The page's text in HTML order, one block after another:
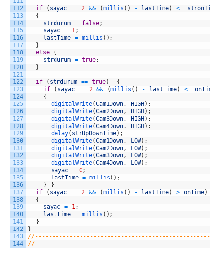
112
113
114
115
116
117
118
119
120
121
122
123
124
125
126
127
128
129
130
131
132
133
134
135
136
137
138
139
140
141
142
143
144
if ( sayac == 2 && (millis ( ) - lastTime) <= stronTime
{
strdurum = false;
sayac = 1 ;
lastTime = millis ( ) ;
}
else {
strdurum = true;
}
if ( strdurum == true)
{
if
( sayac == 2 && (millis ( ) - lastTime) <= onTime
{
digitalWrite(Cam1Down, HIGH) ;
digitalWrite(Cam2Down, HIGH) ;
digitalWrite(Cam3Down, HIGH) ;
digitalWrite(Cam4Down, HIGH) ;
delay( strUpDownTime) ;
digitalWrite(Cam1Down, LOW) ;
digitalWrite(Cam2Down, LOW) ;
digitalWrite(Cam3Down, LOW) ;
digitalWrite(Cam4Down, LOW) ;
sayac = 0;
lastTime = millis ( ) ;
}
}
if
( sayac == 2 && (millis ( ) - lastTime) > onTime)
{
sayac = 1 ;
lastTime = millis ( ) ;
}
}